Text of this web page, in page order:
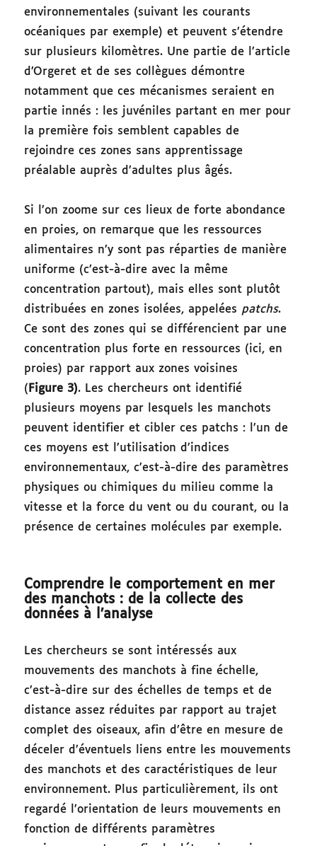
environnementales (suivant les courants
océaniques par exemple) et peuvent s’étendre
sur plusieurs kilomètres. Une partie de l’article
d’Orgeret et de ses collègues démontre
notamment que ces mécanismes seraient en
partie innés : les juvéniles partant en mer pour
la première fois semblent capables de
rejoindre ces zones sans apprentissage
préalable auprès d’adultes plus âgés.
Si l’on zoome sur ces lieux de forte abondance
en proies, on remarque que les ressources
alimentaires n’y sont pas réparties de manière
uniforme (c’est-à-dire avec la même
concentration partout), mais elles sont plutôt
distribuées en zones isolées, appelées patchs.
Ce sont des zones qui se différencient par une
concentration plus forte en ressources (ici, en
proies) par rapport aux zones voisines
(Figure 3). Les chercheurs ont identifié
plusieurs moyens par lesquels les manchots
peuvent identifier et cibler ces patchs : l’un de
ces moyens est l’utilisation d’indices
environnementaux, c’est-à-dire des paramètres
physiques ou chimiques du milieu comme la
vitesse et la force du vent ou du courant, ou la
présence de certaines molécules par exemple.
Comprendre le comportement en mer
des manchots : de la collecte des
données à l’analyse
Les chercheurs se sont intéressés aux
mouvements des manchots à fine échelle,
c’est-à-dire sur des échelles de temps et de
distance assez réduites par rapport au trajet
complet des oiseaux, afin d’être en mesure de
déceler d’éventuels liens entre les mouvements
des manchots et des caractéristiques de leur
environnement. Plus particulièrement, ils ont
regardé l’orientation de leurs mouvements en
fonction de différents paramètres